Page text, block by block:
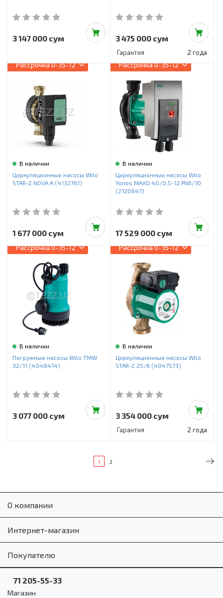
3 147 000 сум 3 475 000 сум
Гарантия 2 года
Рассрочка0-35-12
В наличии
Циркуляционные насосы Wilo
STAR-Z NOVA A (4132761)
1 677 000 сум
Рассрочка0-35-12
В наличии
Циркуляционные насосы Wilo
Yonos MAXO 40/0,5-12 PN6/10
(2120647)
17 529 000 сум
Рассрочка0-35-12
В наличии
Погружные насосы Wilo TMW
32/11 (4048414)
3 077 000 сум
Рассрочка0-35-12
В наличии
Циркуляционные насосы Wilo
STAR-Z 25/6 (4047573)
3 354 000 сум
Гарантия 2 года
1 2
О компании
Интернет-магазин
Покупателю
71 205-55-33
Магазин